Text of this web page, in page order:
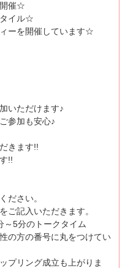
開催☆
イル☆
ーを開催しています☆
いただけます♪
参加も安心♪
きます!!
!!
ださい。
ご記入いただきます。
～5分のトークタイム
の方の番号に丸をつけてい
プリング成立も上がりま